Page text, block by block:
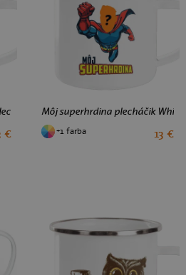
White
€
Môj superhrdina plecháčik White
+1 farba 13 €